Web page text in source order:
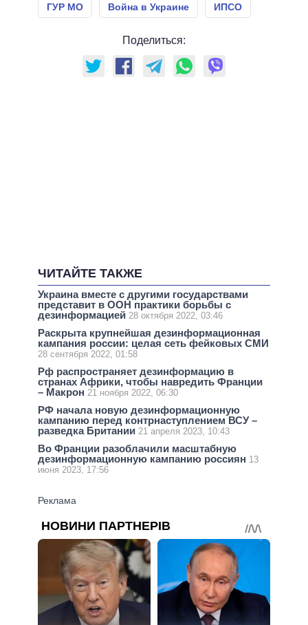
ГУР МО Война в Украине ИПСО
Поделиться:
ЧИТАЙТЕ ТАКЖЕ
Украина вместе с другими государствами
представит в ООН практики борьбы с
дезинформацией 28 октября 2022, 03:46
Раскрыта крупнейшая дезинформационная
кампания россии: целая сеть фейковых СМИ
28 сентября 2022, 01:58
Рф распространяет дезинформацию в
странах Африки, чтобы навредить Франции
– Макрон 21 ноября 2022, 06:30
РФ начала новую дезинформационную
кампанию перед контрнаступлением ВСУ –
разведка Британии 21 апреля 2023, 10:43
Во Франции разоблачили масштабную
дезинформационную кампанию россиян 13
июня 2023, 17:56